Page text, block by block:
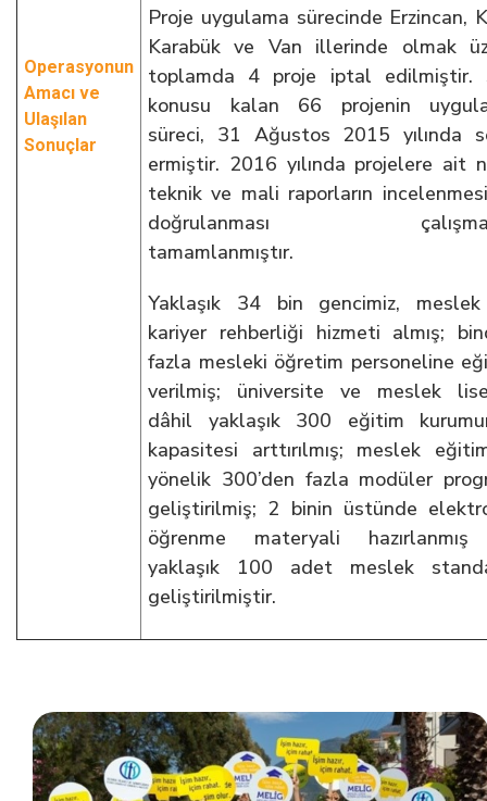
Operasyonun
Amacı ve
Ulaşılan
Sonuçlar
Proje uygulama sürecinde Erzincan,
Karabük ve Van illerinde olmak
toplamda 4 proje iptal edilmiştir.
konusu kalan 66 projenin
süreci, 31 Ağustos 2015 yılında
ermiştir. 2016 yılında projelere ait
teknik ve mali raporların
doğrulanması
tamamlanmıştır.
Yaklaşık 34 bin gencimiz,
kariyer rehberliği hizmeti almış;
fazla mesleki öğretim personeline
verilmiş; üniversite ve meslek
dâhil yaklaşık 300 eğitim
kapasitesi arttırılmış; meslek
yönelik 300’den fazla modüler
geliştirilmiş; 2 binin üstünde
öğrenme materyali
yaklaşık 100 adet meslek
geliştirilmiştir.